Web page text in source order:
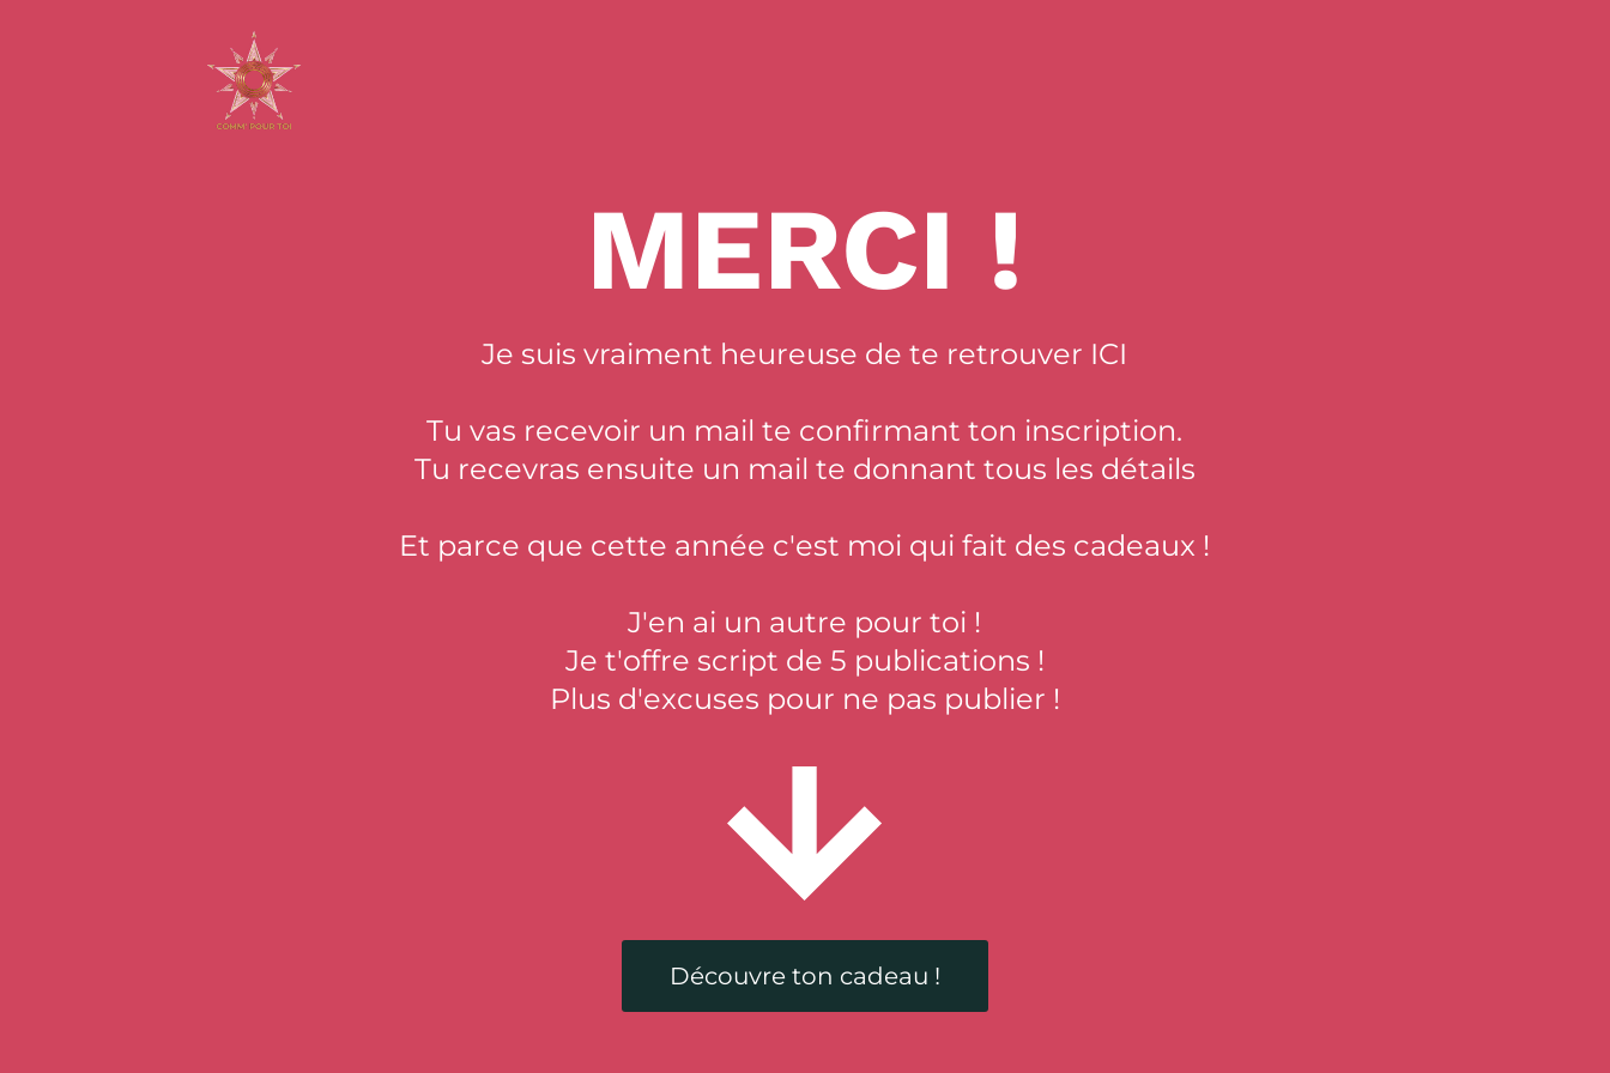
MERCI !
Je suis vraiment heureuse de te retrouver ICI
Tu vas recevoir un mail te confirmant ton inscription.
Tu recevras ensuite un mail te donnant tous les détails
Et parce que cette année c'est moi qui fait des cadeaux !
J'en ai un autre pour toi !
Je t'offre script de 5 publications !
Plus d'excuses pour ne pas publier !
Découvre ton cadeau !